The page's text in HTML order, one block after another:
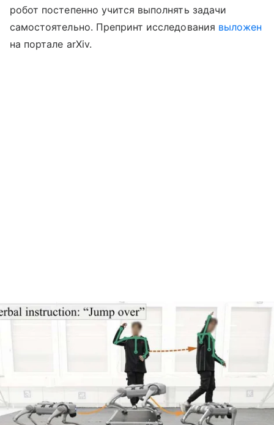
робот постепенно учится выполнять задачи
самостоятельно. Препринт исследования выложен
на портале arXiv.